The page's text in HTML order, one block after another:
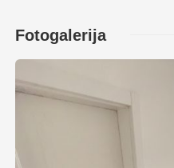
Fotogalerija